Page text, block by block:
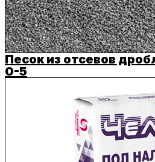
Песок из отсевов
0-5